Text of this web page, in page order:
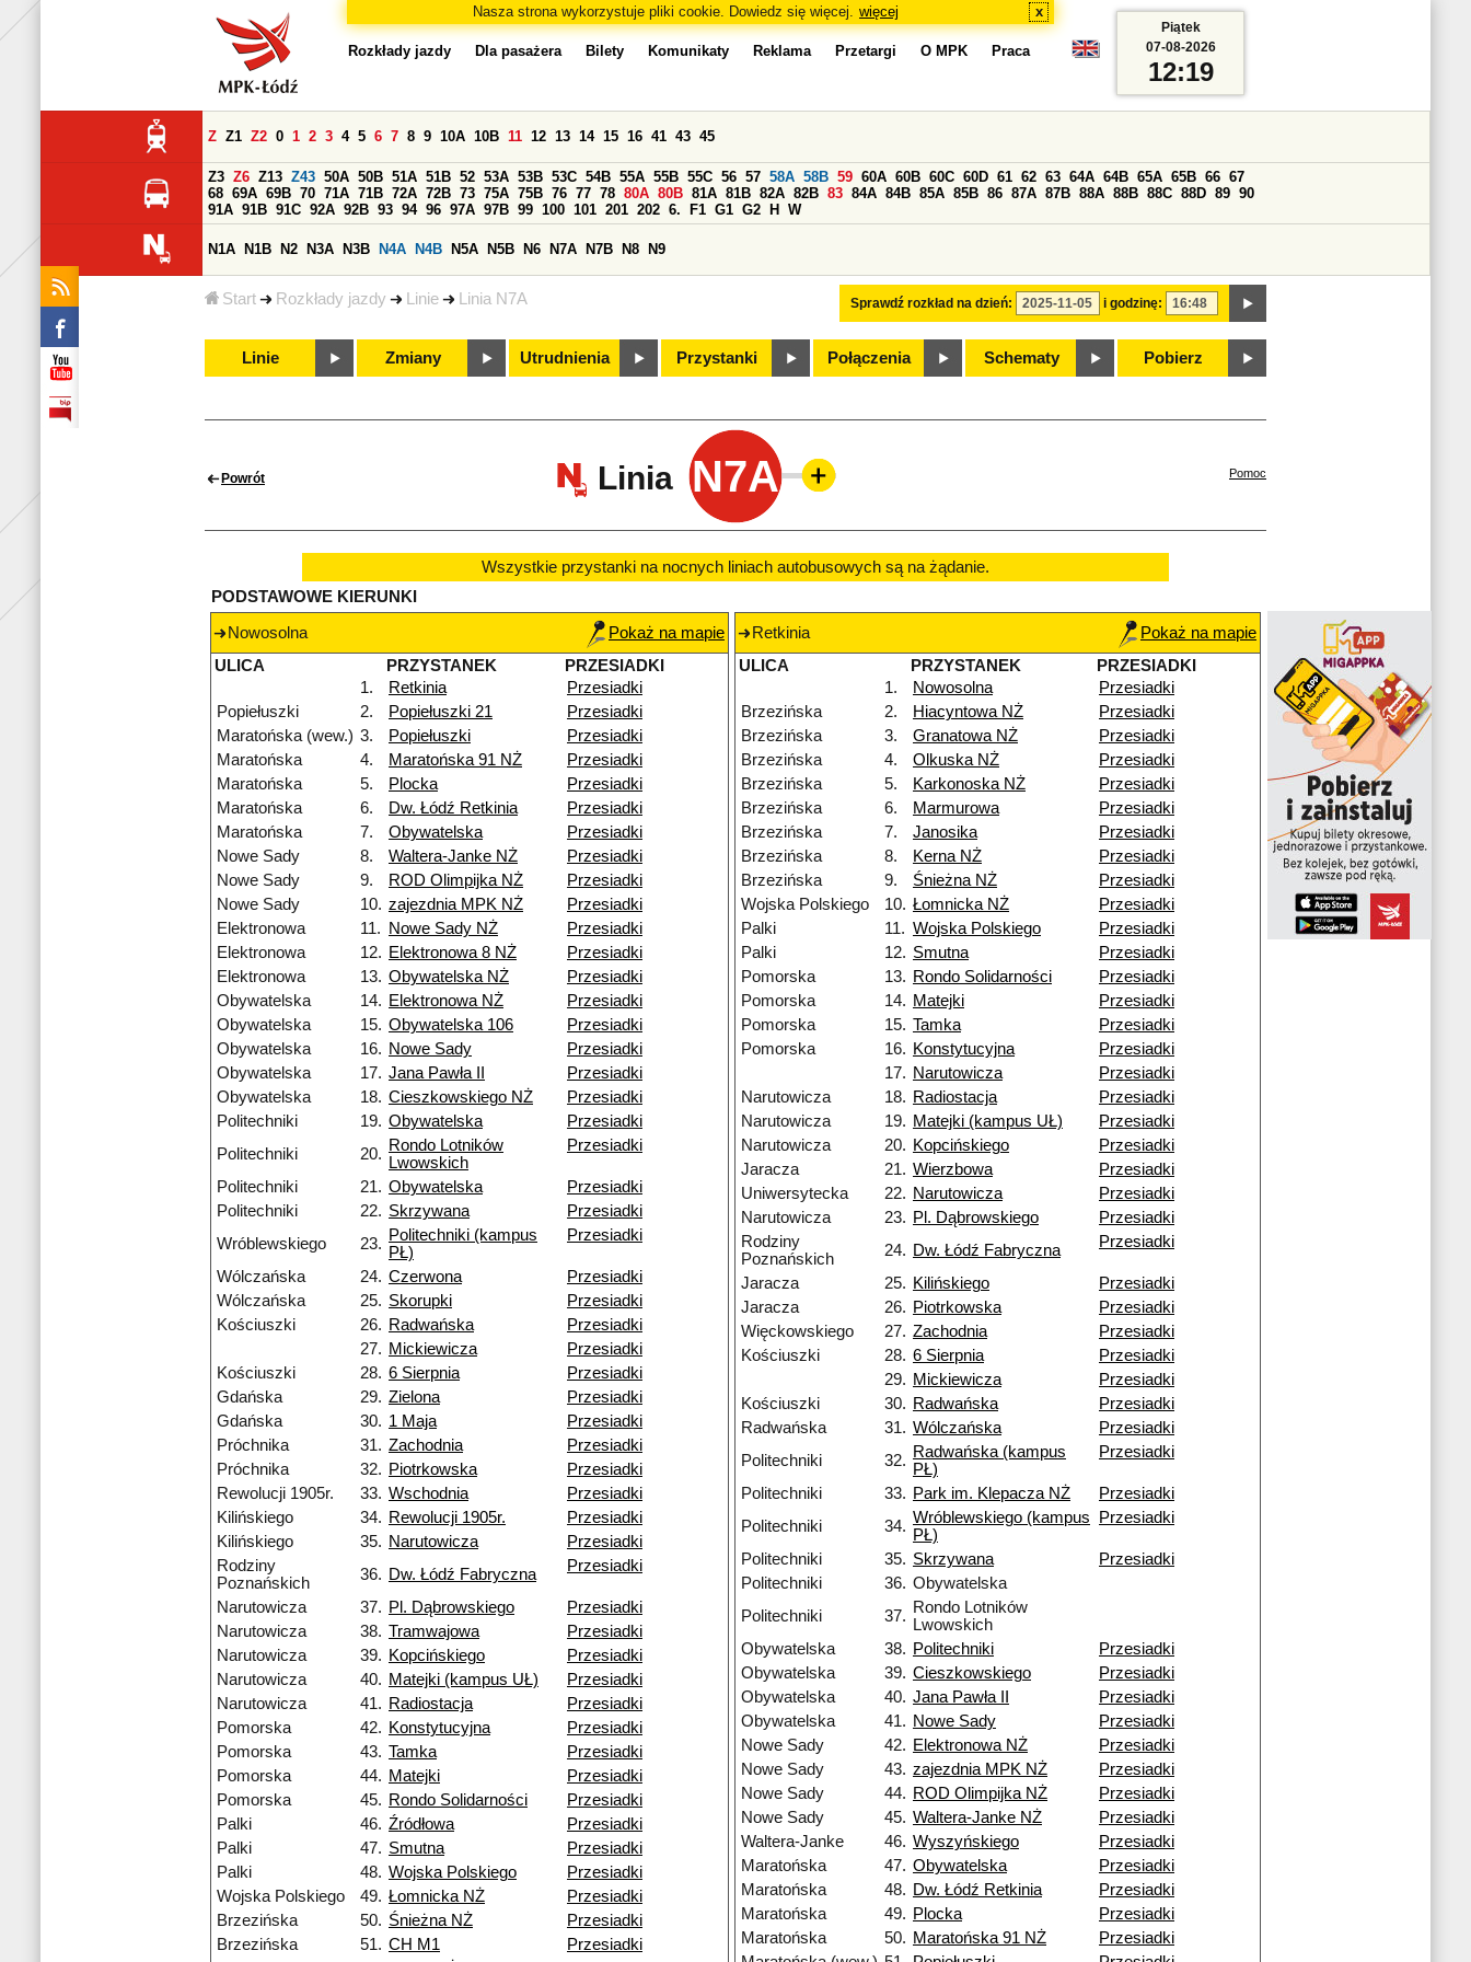
Nasza strona wykorzystuje pliki cookie. Dowiedz się więcej. więcej x
Start Rozkłady jazdy Linie Linia N7A
Rozkłady jazdy Dla pasażera Bilety Komunikaty Reklama Przetargi O MPK Praca
Sprawdź rozkład na dzień: i godzinę:
Z Z1 Z2 0 1 2 3 4 5 6 7 8 9 10A 10B 11 12 13 14 15 16 41 43 45
Z3 Z6 Z13 Z43 50A 50B 51A 51B 52 53A 53B 53C 54B 55A 55B 55C 56 57 58A 58B 59 60A 60B 60C 60D 61 62 63 64A 64B 65A 65B 66 67
68 69A 69B 70 71A 71B 72A 72B 73 75A 75B 76 77 78 80A 80B 81A 81B 82A 82B 83 84A 84B 85A 85B 86 87A 87B 88A 88B 88C 88D 89 90
91A 91B 91C 92A 92B 93 94 96 97A 97B 99 100 101 201 202 6. F1 G1 G2 H W
N1A N1B N2 N3A N3B N4A N4B N5A N5B N6 N7A N7B N8 N9
Linie Zmiany Utrudnienia Przystanki Połączenia Schematy Pobierz
Piątek
07-08-2026
12:19
Powrót Linia N7A Pomoc
Wszystkie przystanki na nocnych liniach autobusowych są na żądanie.
PODSTAWOWE KIERUNKI
Nowosolna
Pokaż na mapie
ULICA
PRZYSTANEK
PRZESIADKI
1.
Retkinia
Przesiadki
Popiełuszki
2. Popiełuszki 21
Przesiadki
Maratońska (wew.) 3. Popiełuszki
Przesiadki
Maratońska
4. Maratońska 91 NŻ
Przesiadki
Maratońska
5. Plocka
Przesiadki
Maratońska
6. Dw. Łódź Retkinia
Przesiadki
Maratońska
7. Obywatelska
Przesiadki
Nowe Sady
8. Waltera-Janke NŻ
Przesiadki
Nowe Sady
9. ROD Olimpijka NŻ
Przesiadki
Nowe Sady
10. zajezdnia MPK NŻ
Przesiadki
Elektronowa
11. Nowe Sady NŻ
Przesiadki
Elektronowa
12. Elektronowa 8 NŻ
Przesiadki
Elektronowa
13. Obywatelska NŻ
Przesiadki
Obywatelska
14. Elektronowa NŻ
Przesiadki
Obywatelska
15. Obywatelska 106
Przesiadki
Obywatelska
16. Nowe Sady
Przesiadki
Obywatelska
17. Jana Pawła II
Przesiadki
Obywatelska
18. Cieszkowskiego NŻ
Przesiadki
Politechniki
19. Obywatelska
Przesiadki
Politechniki
20. Rondo Lotników
Lwowskich
Przesiadki
Politechniki 21. Obywatelska
Przesiadki
Politechniki
22. Skrzywana
Przesiadki
Wróblewskiego
23. Politechniki (kampus
PŁ)
Przesiadki
Wólczańska 24. Czerwona
Przesiadki
Wólczańska
25. Skorupki
Przesiadki
Kościuszki
26. Radwańska
Przesiadki
27. Mickiewicza
Przesiadki
Kościuszki
28. 6 Sierpnia
Przesiadki
Gdańska
29. Zielona
Przesiadki
Gdańska
30. 1 Maja
Przesiadki
Próchnika
31. Zachodnia
Przesiadki
Próchnika
32. Piotrkowska
Przesiadki
Rewolucji 1905r.
33. Wschodnia
Przesiadki
Kilińskiego
34. Rewolucji 1905r.
Przesiadki
Kilińskiego
35. Narutowicza
Przesiadki
Rodziny
Poznańskich
36. Dw. Łódź Fabryczna Przesiadki
Narutowicza 37. Pl. Dąbrowskiego
Przesiadki
Narutowicza
38. Tramwajowa
Przesiadki
Narutowicza
39. Kopcińskiego
Przesiadki
Narutowicza
40. Matejki (kampus UŁ)
Przesiadki
Narutowicza
41. Radiostacja
Przesiadki
Pomorska
42. Konstytucyjna
Przesiadki
Pomorska
43. Tamka
Przesiadki
Pomorska
44. Matejki
Przesiadki
Pomorska
45. Rondo Solidarności
Przesiadki
Palki
46. Źródłowa
Przesiadki
Palki
47. Smutna
Przesiadki
Palki
48. Wojska Polskiego
Przesiadki
Wojska Polskiego
49. Łomnicka NŻ
Przesiadki
Brzezińska
50. Śnieżna NŻ
Przesiadki
Brzezińska
51. CH M1
Przesiadki
Retkinia
Pokaż na mapie
ULICA
PRZYSTANEK
PRZESIADKI
1.
Nowosolna
Przesiadki
Brzezińska
2. Hiacyntowa NŻ
Przesiadki
Brzezińska
3. Granatowa NŻ
Przesiadki
Brzezińska
4. Olkuska NŻ
Przesiadki
Brzezińska
5. Karkonoska NŻ
Przesiadki
Brzezińska
6. Marmurowa
Przesiadki
Brzezińska
7. Janosika
Przesiadki
Brzezińska
8. Kerna NŻ
Przesiadki
Brzezińska
9. Śnieżna NŻ
Przesiadki
Wojska Polskiego
10. Łomnicka NŻ
Przesiadki
Palki
11. Wojska Polskiego
Przesiadki
Palki
12. Smutna
Przesiadki
Pomorska
13. Rondo Solidarności
Przesiadki
Pomorska
14. Matejki
Przesiadki
Pomorska
15. Tamka
Przesiadki
Pomorska
16. Konstytucyjna
Przesiadki
17. Narutowicza
Przesiadki
Narutowicza
18. Radiostacja
Przesiadki
Narutowicza
19. Matejki (kampus UŁ)
Przesiadki
Narutowicza
20. Kopcińskiego
Przesiadki
Jaracza
21. Wierzbowa
Przesiadki
Uniwersytecka
22. Narutowicza
Przesiadki
Narutowicza
23. Pl. Dąbrowskiego
Przesiadki
Rodziny
Poznańskich
24. Dw. Łódź Fabryczna Przesiadki
Jaracza 25. Kilińskiego
Przesiadki
Jaracza
26. Piotrkowska
Przesiadki
Więckowskiego
27. Zachodnia
Przesiadki
Kościuszki
28. 6 Sierpnia
Przesiadki
29. Mickiewicza
Przesiadki
Kościuszki
30. Radwańska
Przesiadki
Radwańska
31. Wólczańska
Przesiadki
Politechniki
32. Radwańska (kampus
PŁ)
Przesiadki
Politechniki 33. Park im. Klepacza NŻ
Przesiadki
Politechniki
34. Wróblewskiego (kampus
PŁ)
Przesiadki
Politechniki 35. Skrzywana
Przesiadki
Politechniki
36. Obywatelska
Politechniki
37. Rondo Lotników
Lwowskich
Obywatelska
38. Politechniki
Przesiadki
Obywatelska
39. Cieszkowskiego
Przesiadki
Obywatelska
40. Jana Pawła II
Przesiadki
Obywatelska
41. Nowe Sady
Przesiadki
Nowe Sady
42. Elektronowa NŻ
Przesiadki
Nowe Sady
43. zajezdnia MPK NŻ
Przesiadki
Nowe Sady
44. ROD Olimpijka NŻ
Przesiadki
Nowe Sady
45. Waltera-Janke NŻ
Przesiadki
Waltera-Janke
46. Wyszyńskiego
Przesiadki
Maratońska
47. Obywatelska
Przesiadki
Maratońska
48. Dw. Łódź Retkinia
Przesiadki
Maratońska
49. Plocka
Przesiadki
Maratońska
50. Maratońska 91 NŻ
Przesiadki